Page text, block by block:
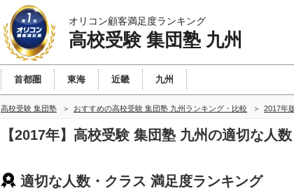
オリコン顧客満足度ランキング
高校受験 集団塾 九州
首都圏 東海 近畿 九州
高校受験 集団塾 おすすめの高校受験 集団塾 九州ランキング・比較 2017年
【2017年】高校受験 集団塾 九州の適切な人
適切な人数・クラス 満足度ランキング